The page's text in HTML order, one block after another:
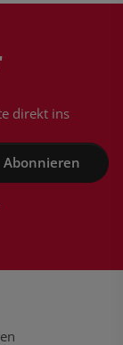
direkt ins
Abonnieren